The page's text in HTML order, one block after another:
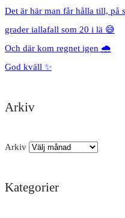
Det är här man får hålla till, på
grader iallafall som 20 i lä 😅
Och där kom regnet igen 🌧️
God kväll ✨
Arkiv
Arkiv
Kategorier